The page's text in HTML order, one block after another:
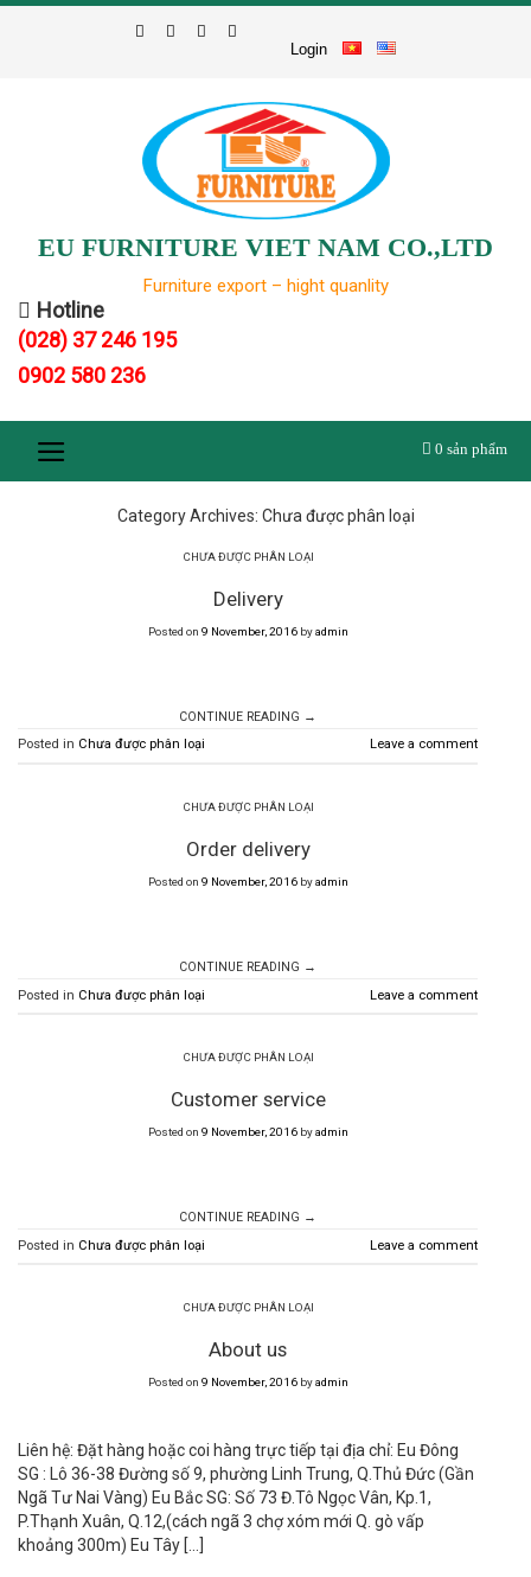
Skip
Login
EU FURNITURE VIET NAM CO.,LTD
Furniture export – hight quanlity
Hotline
(028) 37 246 195
0902 580 236
0 sản phẩm
Category Archives: Chưa được phân loại
CHƯA ĐƯỢC PHÂN LOẠI
Delivery
Posted on 9 November, 2016byadmin
CONTINUE READING →
Posted in Chưa được phân loại Leave a comment
CHƯA ĐƯỢC PHÂN LOẠI
Order delivery
Posted on 9 November, 2016byadmin
CONTINUE READING →
Posted in Chưa được phân loại Leave a comment
CHƯA ĐƯỢC PHÂN LOẠI
Customer service
Posted on 9 November, 2016byadmin
CONTINUE READING →
Posted in Chưa được phân loại Leave a comment
CHƯA ĐƯỢC PHÂN LOẠI
About us
Posted on 9 November, 2016byadmin
Liên hệ: Đặt hàng hoặc coi hàng trực tiếp tại địa chỉ: Eu Đông
SG : Lô 36-38 Đường số 9, phường Linh Trung, Q.Thủ Đức (Gần
Ngã Tư Nai Vàng) Eu Bắc SG: Số 73 Đ.Tô Ngọc Vân, Kp.1,
P.Thạnh Xuân, Q.12,(cách ngã 3 chợ xóm mới Q. gò vấp
khoảng 300m) Eu Tây […]